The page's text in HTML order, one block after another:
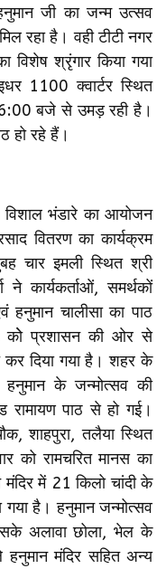
जी का जन्म उत्सव
रहा है। वही टीटी नगर
विशेष श्रृंगार किया गया
1100 क्वार्टर स्थित
6:00 बजे से उमड़ रही है।
हो रहे हैं।
भंडारे का आयोजन
वितरण का कार्यक्रम
चार इमली स्थित श्री
ने कार्यकर्ताओं, समर्थकों
हनुमान चालीसा का पाठ
काेे प्रशासन की ओर से
दिया गया है। शहर के
हनुमान के जन्मोत्सव की
पाठ से हो गई।
शाहपुरा, तलैया स्थित
को रामचरित मानस का
में 21 किलो चांदी के
गया है। हनुमान जन्मोत्सव
अलावा छोला, भेल के
हनुमान मंदिर सहित अन्य